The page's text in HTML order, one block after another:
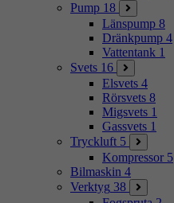
Pump 18
Länspump 8
Dränkpump 4
Vattentank 1
Svets 16
Elsvets 4
Rörsvets 8
Migsvets 1
Gassvets 1
Tryckluft 5
Kompressor 5
Bilmaskin 4
Verktyg 38